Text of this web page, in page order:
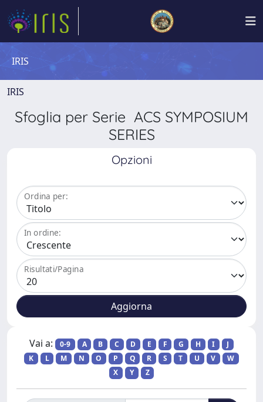
IRIS
IRIS
Sfoglia per Serie ACS SYMPOSIUM
SERIES
Opzioni
Ordina per:
In ordine:
Risultati/Pagina
Vai a: 0-9 A B C D E F G H I
J
K
L M N O P Q R S T U V
W
X
Y Z